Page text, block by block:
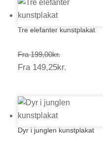
Tre elefanter kunstplakat
Fra 199,00kr.Prisinterval:
199,00kr.
Fra 149,25kr.
Dyr i junglen kunstplakat